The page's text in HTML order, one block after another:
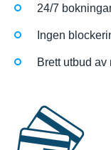
24/7
Ingen
Brett utbud